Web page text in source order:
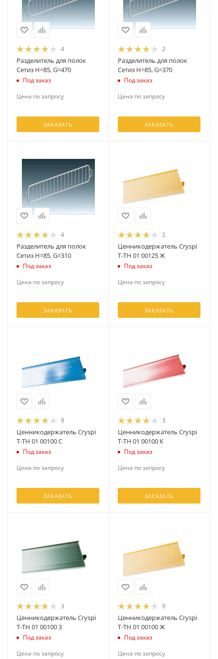
4
Разделитель для полок
Сетиз H=85, G=470
Под заказ
Цена по запросу
ЗАКАЗАТЬ
2
Разделитель для полок
Сетиз H=85, G=370
Под заказ
Цена по запросу
ЗАКАЗАТЬ
4
Разделитель для полок
Сетиз H=85, G=310
Под заказ
Цена по запросу
ЗАКАЗАТЬ
2
Ценникодержатель Cryspi
T-TH 01 00125 Ж
Под заказ
Цена по запросу
ЗАКАЗАТЬ
9
Ценникодержатель Cryspi
T-TH 01 00100 С
Под заказ
Цена по запросу
ЗАКАЗАТЬ
3
Ценникодержатель Cryspi
T-TH 01 00100 К
Под заказ
Цена по запросу
ЗАКАЗАТЬ
3
Ценникодержатель Cryspi
T-TH 01 00100 З
Под заказ
Цена по запросу
9
Ценникодержатель Cryspi
T-TH 01 00100 Ж
Под заказ
Цена по запросу